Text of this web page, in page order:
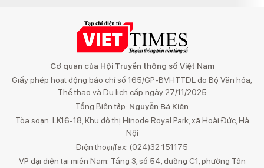
Cơ quan của Hội Truyền thông số Việt Nam
Giấy phép hoạt động báo chí số 165/GP-BVHTTDL do Bộ Văn hóa,
Thể thao và Du lịch cấp ngày 27/11/2025
Tổng Biên tập: Nguyễn Bá Kiên
Tòa soạn: LK16-18, Khu đô thị Hinode Royal Park, xã Hoài Đức, Hà
Nội
Điện thoại/fax: (024)32 151175
VP đại diện tại miền Nam: Tầng 3, số 54, đường C1, phường Tân